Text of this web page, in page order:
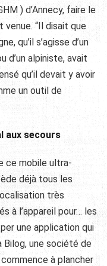
) d’Annecy, faire le
“Il disait que
qu’il s’agisse d’un
d’un alpiniste, avait
qu’il devait y avoir
un outil de
aux secours
ce mobile ultra-
déjà tous les
très
à l’appareil pour… les
une application qui
une société de
à plancher